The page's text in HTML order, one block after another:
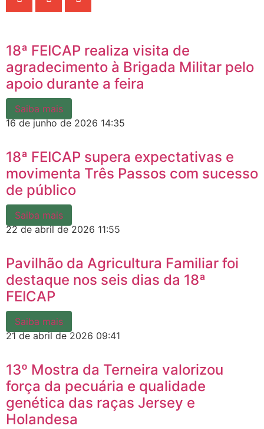
18ª FEICAP realiza visita de
agradecimento à Brigada Militar pelo
apoio durante a feira
Saiba mais
16 de junho de 2026 14:35
18ª FEICAP supera expectativas e
movimenta Três Passos com sucesso
de público
Saiba mais
22 de abril de 2026 11:55
Pavilhão da Agricultura Familiar foi
destaque nos seis dias da 18ª
FEICAP
Saiba mais
21 de abril de 2026 09:41
13º Mostra da Terneira valorizou
força da pecuária e qualidade
genética das raças Jersey e
Holandesa